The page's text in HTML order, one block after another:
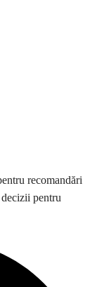
recomandări
pentru